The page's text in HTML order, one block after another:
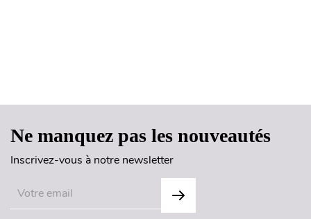
Ne manquez pas les nouveautés
Inscrivez-vous à notre newsletter